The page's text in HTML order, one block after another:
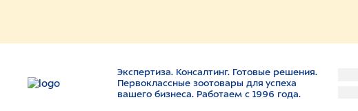
Экспертиза. Консалтинг. Готовые решения.
Первоклассные зоотовары для успеха
вашего бизнеса. Работаем с 1996 года.